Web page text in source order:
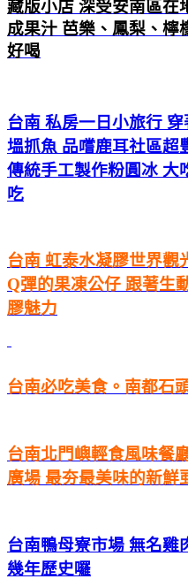
藏版小店 深受安南區在
成果汁 芭樂、鳳梨、檸
好喝
台南 私房一日小旅行
塭抓魚 品嚐鹿耳社區超
傳統手工製作粉圓冰 大
吃
台南 虹泰水凝膠世界
Q彈的果凍公仔 跟著生
膠魅力
台南必吃美食。南都石
台南北門嶼輕食風味餐
廣場 最夯最美味的新鮮
台南鴨母寮市場 無名雞
幾年歷史囉